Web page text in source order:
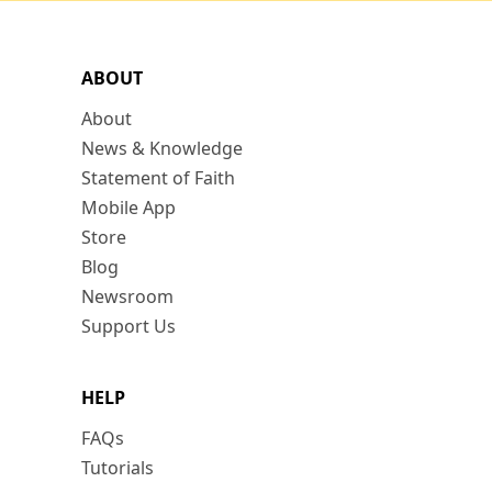
ABOUT
About
News & Knowledge
Statement of Faith
Mobile App
Store
Blog
Newsroom
Support Us
HELP
FAQs
Tutorials